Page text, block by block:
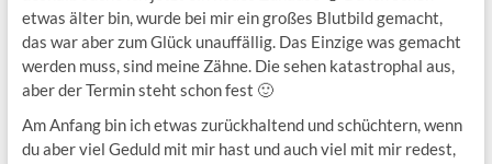
etwas älter bin, wurde bei mir ein großes Blutbild gemacht,
das war aber zum Glück unauffällig. Das Einzige was gemacht
werden muss, sind meine Zähne. Die sehen katastrophal aus,
aber der Termin steht schon fest 🙂
Am Anfang bin ich etwas zurückhaltend und schüchtern, wenn
du aber viel Geduld mit mir hast und auch viel mit mir redest,